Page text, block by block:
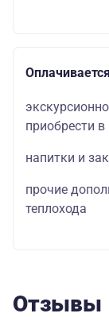
приобрести в
напитки и
прочие
теплохода
Отзывы